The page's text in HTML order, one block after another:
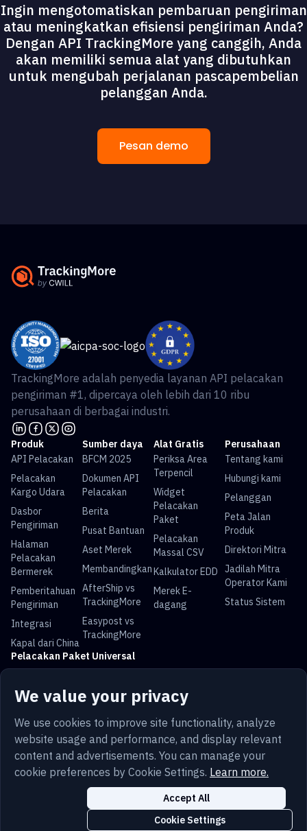
Ingin mengotomatiskan pembaruan pengiriman
atau meningkatkan efisiensi pengiriman Anda?
Dengan API TrackingMore yang canggih, Anda
akan memiliki semua alat yang dibutuhkan
untuk mengubah perjalanan pascapembelian
pelanggan Anda.
Pesan demo
We value your privacy
We use cookies to improve site functionality, analyze
website usage and performance, and display relevant
content and advertisements. You can manage your
cookie preferences by Cookie Settings. Learn more.
Cookie Settings
Accept All
TrackingMore adalah penyedia layanan API pelacakan
pengiriman #1, dipercaya oleh lebih dari 10 ribu
perusahaan di berbagai industri.
Produk
API Pelacakan
Pelacakan
Kargo Udara
Dasbor
Pengiriman
Halaman
Pelacakan
Bermerek
Pemberitahuan
Pengiriman
Integrasi
Kapal dari China
Sumber daya
BFCM 2025
Dokumen API
Pelacakan
Berita
Pusat Bantuan
Aset Merek
Membandingkan
AfterShip vs
TrackingMore
Easypost vs
TrackingMore
Alat Gratis
Periksa Area
Terpencil
Widget
Pelacakan
Paket
Pelacakan
Massal CSV
Kalkulator EDD
Merek E-
dagang
Perusahaan
Tentang kami
Hubungi kami
Pelanggan
Peta Jalan
Produk
Direktori Mitra
Jadilah Mitra
Operator Kami
Status Sistem
Pelacakan Paket Universal
FedEx
Post
Mail
Express
Australia
Pribadi Peta situs
Keamanan
Trust
Cookie Pengaturan Cookie
Copyright © 2014-2026 TrackingMore. All Rights Reserved.